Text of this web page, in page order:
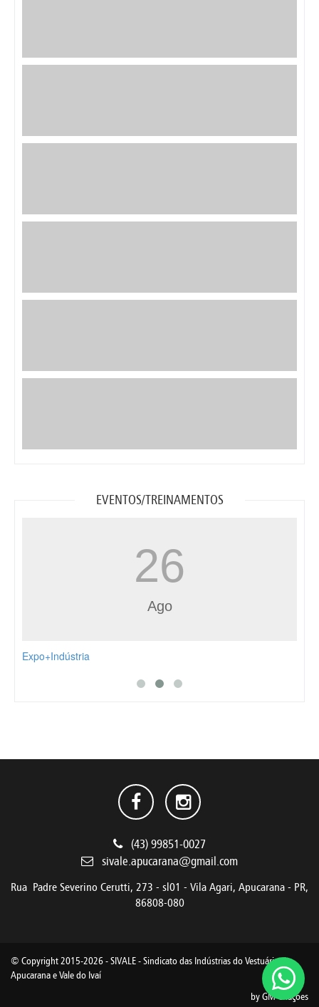
EVENTOS/TREINAMENTOS
19
Ago
MISSÃO EMPRESARIAL FEBRATEX 2026
(43) 99851-0027
sivale.apucarana@gmail.com
Rua Padre Severino Cerutti, 273 - sl01 - Vila Agari, Apucarana - PR,
86808-080
© Copyright 2015-2026 - SIVALE - Sindicato das Indústrias do Vestuário de
Apucarana e Vale do Ivaí
byGM Criações